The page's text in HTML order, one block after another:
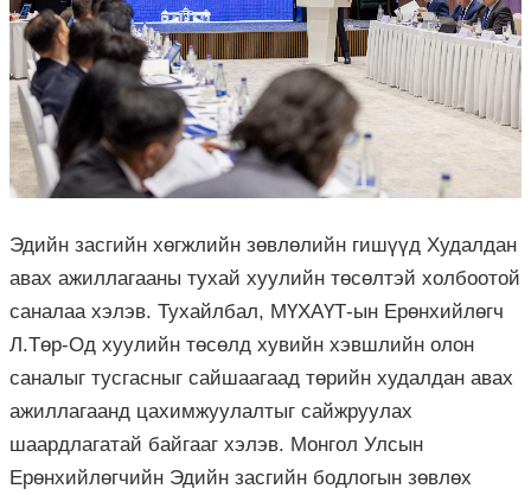
Эдийн засгийн хөгжлийн зөвлөлийн гишүүд Худалдан
авах ажиллагааны тухай хуулийн төсөлтэй холбоотой
саналаа хэлэв. Тухайлбал, МҮХАҮТ-ын Ерөнхийлөгч
Л.Төр-Од хуулийн төсөлд хувийн хэвшлийн олон
саналыг тусгасныг сайшаагаад төрийн худалдан авах
ажиллагаанд цахимжуулалтыг сайжруулах
шаардлагатай байгааг хэлэв. Монгол Улсын
Ерөнхийлөгчийн Эдийн засгийн бодлогын зөвлөх